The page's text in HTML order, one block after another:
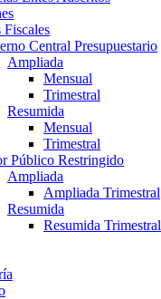
Fiscales
Central Presupuestario
Ampliada
Mensual
Trimestral
Resumida
Mensual
Trimestral
Público Restringido
Ampliada
Ampliada Trimestral
Resumida
Resumida Trimestral